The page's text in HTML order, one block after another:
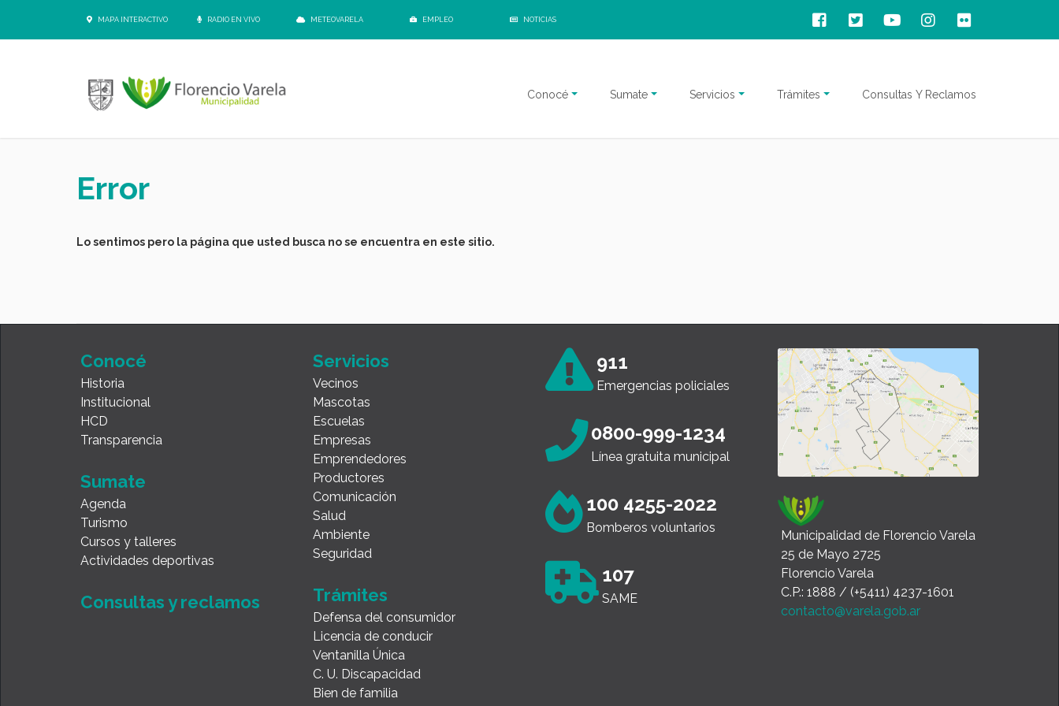
MAPA INTERACTIVO RADIO EN VIVO METEOVARELA EMPLEO NOTICIAS
Conocé Sumate Servicios Trámites Consultas Y Reclamos
Error
Lo sentimos pero la página que usted busca no se encuentra en este sitio.
Conocé
Historia
Institucional
HCD
Transparencia
Sumate
Agenda
Turismo
Cursos y talleres
Actividades deportivas
Consultas y reclamos
Servicios
Vecinos
Mascotas
Escuelas
Empresas
Emprendedores
Productores
Comunicación
Salud
Ambiente
Seguridad
Trámites
Defensa del consumidor
Licencia de conducir
Ventanilla Única
C. U. Discapacidad
Bien de familia
911
Emergencias policiales
0800-999-1234
Línea gratuita municipal
100 4255-2022
Bomberos voluntarios
107
SAME
Municipalidad de Florencio Varela
25 de Mayo 2725
Florencio Varela
C.P.: 1888 / (+5411) 4237-1601
contacto@varela.gob.ar